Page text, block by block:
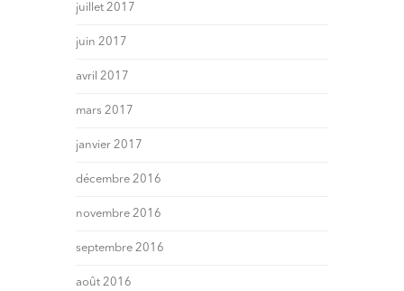
juillet 2017
juin 2017
avril 2017
mars 2017
janvier 2017
décembre 2016
novembre 2016
septembre 2016
août 2016